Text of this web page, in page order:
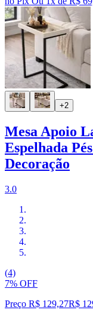
+2
Mesa Apoio
Espelhada
Decoração
3.0
(4)
7% OFF
Preço R$ 129,27R$